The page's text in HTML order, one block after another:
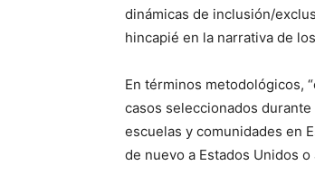
dinámicas de inclusión/
hincapié en la narrativa de
En términos metodológicos,
casos seleccionados
escuelas y comunidades en
de nuevo a Estados Unidos